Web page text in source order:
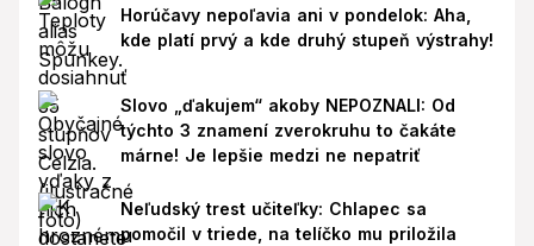
Horúčavy nepoľavia ani v pondelok: Aha,
kde platí prvý a kde druhý stupeň výstrahy!
Slovo „ďakujem“ akoby NEPOZNALI: Od
týchto 3 znamení zverokruhu to čakáte
márne! Je lepšie medzi ne nepatriť
Neľudský trest učiteľky: Chlapec sa
pomočil v triede, na telíčko mu priložila